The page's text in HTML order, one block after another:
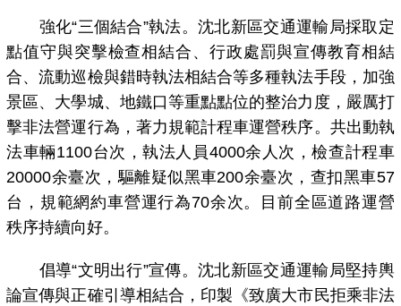
強化“三個結合”執法。沈北新區交通運輸局採取定
點值守與突擊檢查相結合、行政處罰與宣傳教育相結
合、流動巡檢與錯時執法相結合等多種執法手段，加強
景區、大學城、地鐵口等重點點位的整治力度，嚴厲打
擊非法營運行為，著力規範計程車運營秩序。共出動執
法車輛1100台次，執法人員4000余人次，檢查計程車
20000余臺次，驅離疑似黑車200余臺次，查扣黑車57
台，規範網約車營運行為70余次。目前全區道路運營
秩序持續向好。
倡導“文明出行”宣傳。沈北新區交通運輸局堅持輿
論宣傳與正確引導相結合，印製《致廣大市民拒乘非法